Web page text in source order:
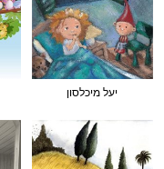
יעל מיכלסון